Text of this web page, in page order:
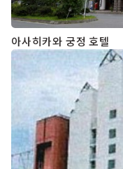
아사히카와 궁정 호텔